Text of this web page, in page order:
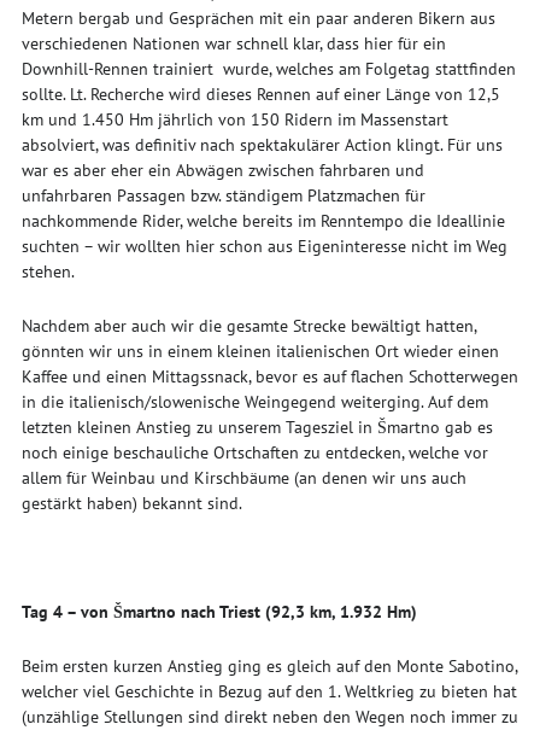
Metern bergab und Gesprächen mit ein paar anderen Bikern aus
verschiedenen Nationen war schnell klar, dass hier für ein
Downhill-Rennen trainiert wurde, welches am Folgetag stattfinden
sollte. Lt. Recherche wird dieses Rennen auf einer Länge von 12,5
km und 1.450 Hm jährlich von 150 Ridern im Massenstart
absolviert, was definitiv nach spektakulärer Action klingt. Für uns
war es aber eher ein Abwägen zwischen fahrbaren und
unfahrbaren Passagen bzw. ständigem Platzmachen für
nachkommende Rider, welche bereits im Renntempo die Ideallinie
suchten – wir wollten hier schon aus Eigeninteresse nicht im Weg
stehen.
Nachdem aber auch wir die gesamte Strecke bewältigt hatten,
gönnten wir uns in einem kleinen italienischen Ort wieder einen
Kaffee und einen Mittagssnack, bevor es auf flachen Schotterwegen
in die italienisch/slowenische Weingegend weiterging. Auf dem
letzten kleinen Anstieg zu unserem Tagesziel in Šmartno gab es
noch einige beschauliche Ortschaften zu entdecken, welche vor
allem für Weinbau und Kirschbäume (an denen wir uns auch
gestärkt haben) bekannt sind.
Tag 4 – von Šmartno nach Triest (92,3 km, 1.932 Hm)
Beim ersten kurzen Anstieg ging es gleich auf den Monte Sabotino,
welcher viel Geschichte in Bezug auf den 1. Weltkrieg zu bieten hat
(unzählige Stellungen sind direkt neben den Wegen noch immer zu